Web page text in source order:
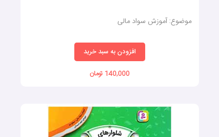
موضوع: آموزش سواد مالی
افزودن به سبد خرید
140,000 تومان